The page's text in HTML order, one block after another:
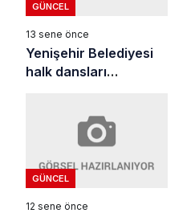
GÜNCEL
13 sene önce
Yenişehir Belediyesi
halk dansları
GÜNCEL
12 sene önce